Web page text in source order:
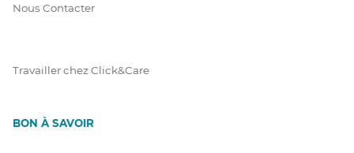
Nous Contacter
Travailler chez Click&Care
BON À SAVOIR